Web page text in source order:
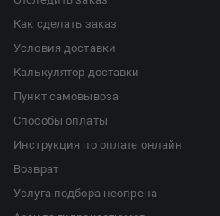
Как сделать заказ
Условия доставки
Калькулятор доставки
Пункт самовывоза
Способы оплаты
Инструкция по оплате онлайн
Возврат
Услуга подбора неопрена